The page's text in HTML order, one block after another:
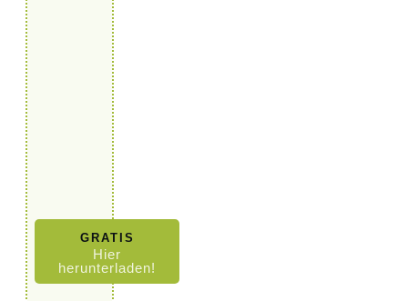
GRATIS
Hier
herunterladen!